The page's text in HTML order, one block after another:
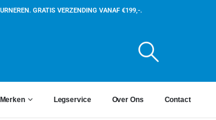
GRATIS VERZENDING VANAF €199,-.
Merken Legservice Over Ons Contact